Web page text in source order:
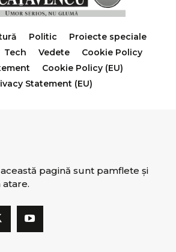
Politic
Proiecte speciale
Tech Vedete
Cookie Policy
Cookie Policy (EU)
Statement (EU)
pagină sunt pamflete şi